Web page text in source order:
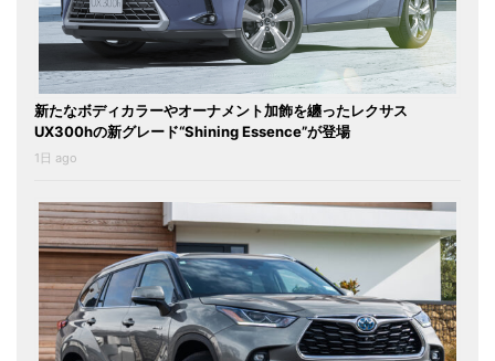
新たなボディカラーやオーナメント加飾を纏ったレクサス
UX300hの新グレード“Shining Essence”が登場
1日 ago